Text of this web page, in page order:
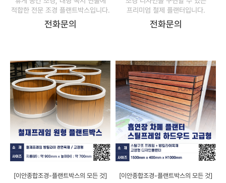
적합한 전문 조경 플랜트박스입니다.
전화문의
프리미엄 철제 플랜터입니다.
전화문의
[이안종합조경-플랜트박스의 모든 것] [이안종합조경-플랜트박스의 모든 것]